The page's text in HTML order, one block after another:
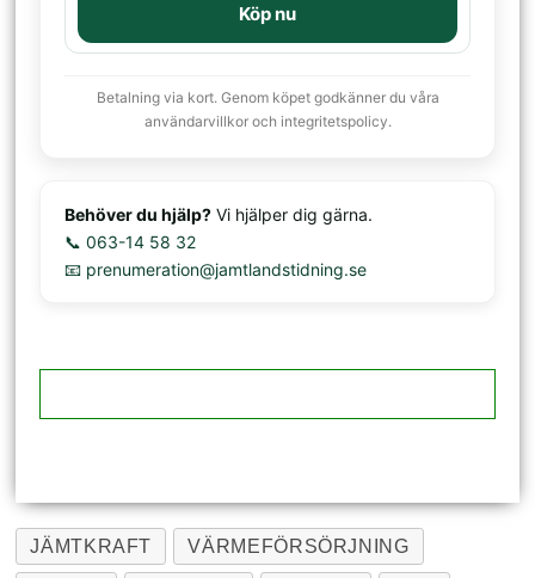
Köp nu
Betalning via kort. Genom köpet godkänner du våra
användarvillkor och integritetspolicy.
Behöver du hjälp? Vi hjälper dig gärna.
📞 063-14 58 32
📧 prenumeration@jamtlandstidning.se
JÄMTKRAFT VÄRMEFÖRSÖRJNING